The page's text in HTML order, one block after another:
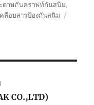
ดาษกันคราฟท์กันสนิม,
ลือบสารป้องกันสนิม
CO.,LTD)